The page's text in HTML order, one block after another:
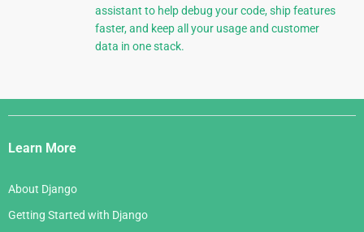
assistant to help debug your code, ship features
faster, and keep all your usage and customer
data in one stack.
Django
Links
Learn More
About Django
Getting Started with Django